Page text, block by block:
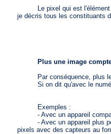
Le pixel qui est l'élément de
je décris tous les constituants
Plus une image
Par conséquence, plus le
Si on dit qu'avec le
Exemples :
- Avec un appareil compact
- Avec un appareil plus
pixels avec des capteurs au